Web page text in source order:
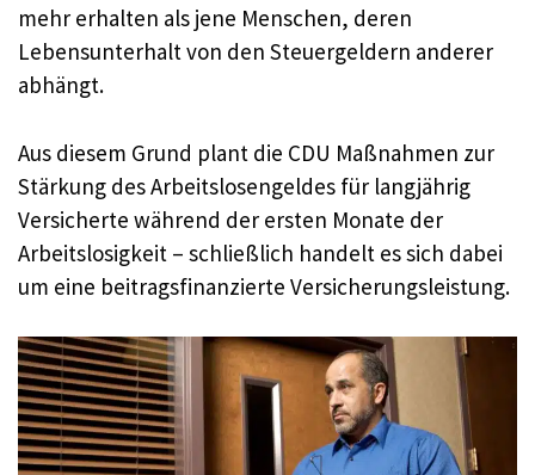
mehr erhalten als jene Menschen, deren
Lebensunterhalt von den Steuergeldern anderer
abhängt.
Aus diesem Grund plant die CDU Maßnahmen zur
Stärkung des Arbeitslosengeldes für langjährig
Versicherte während der ersten Monate der
Arbeitslosigkeit – schließlich handelt es sich dabei
um eine beitragsfinanzierte Versicherungsleistung.